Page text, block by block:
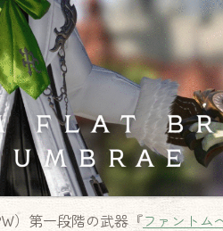
）第一段階の武器『ファントム